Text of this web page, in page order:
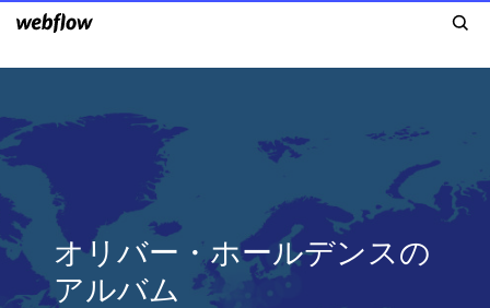
オリバー・ホールデンスの
アルバム